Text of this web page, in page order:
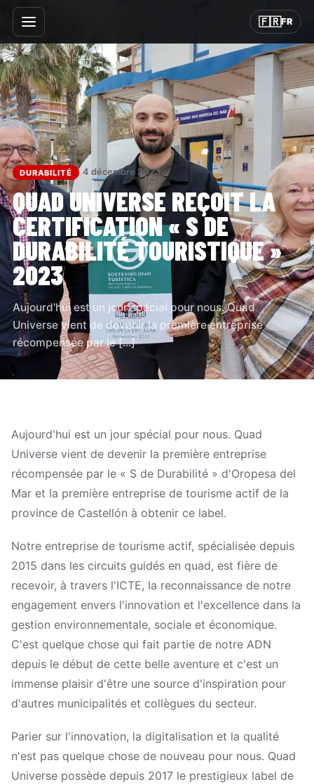
🇫🇷FR
DURABILITÉ 4 décembre 2023
QUAD UNIVERSE REÇOIT LA
CERTIFICATION « S DE
DURABILITÉ TOURISTIQUE »
2023
Aujourd'hui est un jour spécial pour nous. Quad
Universe vient de devenir la première entreprise
récompensée par le [...]
Aujourd'hui est un jour spécial pour nous. Quad
Universe vient de devenir la première entreprise
récompensée par le « S de Durabilité » d'Oropesa del
Mar et la première entreprise de tourisme actif de la
province de Castellón à obtenir ce label.
Notre entreprise de tourisme actif, spécialisée depuis
2015 dans les circuits guidés en quad, est fière de
recevoir, à travers l'ICTE, la reconnaissance de notre
engagement envers l'innovation et l'excellence dans la
gestion environnementale, sociale et économique.
C'est quelque chose qui fait partie de notre ADN
depuis le début de cette belle aventure et c'est un
immense plaisir d'être une source d'inspiration pour
d'autres municipalités et collègues du secteur.
Parier sur l'innovation, la digitalisation et la qualité
n'est pas quelque chose de nouveau pour nous. Quad
Universe possède depuis 2017 le prestigieux label de